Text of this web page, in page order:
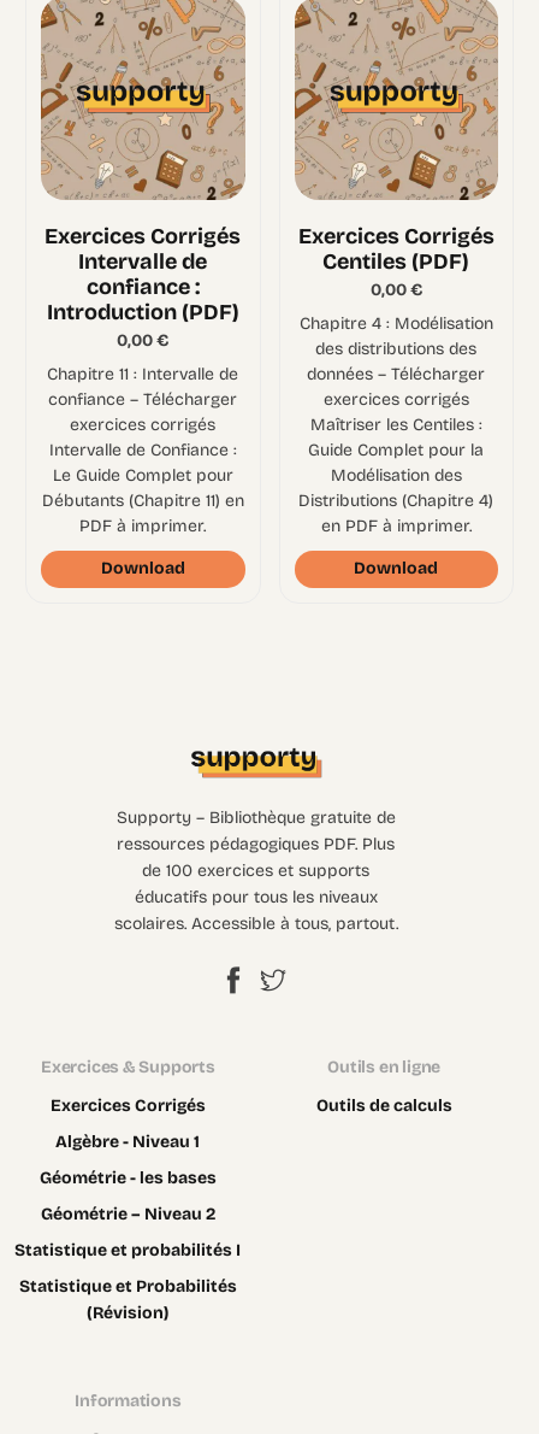
Exercices Corrigés
Intervalle de
confiance :
Introduction (PDF)
0,00€
Chapitre 11 : Intervalle de
confiance – Télécharger
exercices corrigés
Intervalle de Confiance :
Le Guide Complet pour
Débutants (Chapitre 11) en
PDF à imprimer.
Download
Exercices Corrigés
Centiles (PDF)
0,00€
Chapitre 4 : Modélisation
des distributions des
données – Télécharger
exercices corrigés
Maîtriser les Centiles :
Guide Complet pour la
Modélisation des
Distributions (Chapitre 4)
en PDF à imprimer.
Download
Supporty – Bibliothèque gratuite de
ressources pédagogiques PDF. Plus
de 100 exercices et supports
éducatifs pour tous les niveaux
scolaires. Accessible à tous, partout.
Exercices & Supports
Exercices Corrigés
Algèbre - Niveau 1
Géométrie - les bases
Géométrie – Niveau 2
Statistique et probabilités I
Statistique et Probabilités
(Révision)
Outils en ligne
Outils de calculs
Informations